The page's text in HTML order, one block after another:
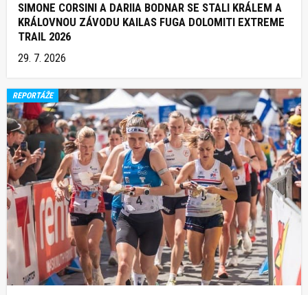
SIMONE CORSINI A DARIIA BODNAR SE STALI KRÁLEM A
KRÁLOVNOU ZÁVODU KAILAS FUGA DOLOMITI EXTREME
TRAIL 2026
29. 7. 2026
REPORTÁŽE